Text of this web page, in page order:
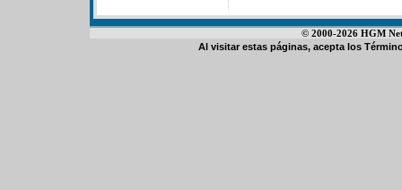
© 2000-2026 HGM
Al visitar estas páginas, acepta los